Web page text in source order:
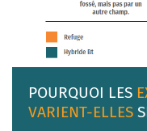
POURQUOI LES
VARIENT-ELLES